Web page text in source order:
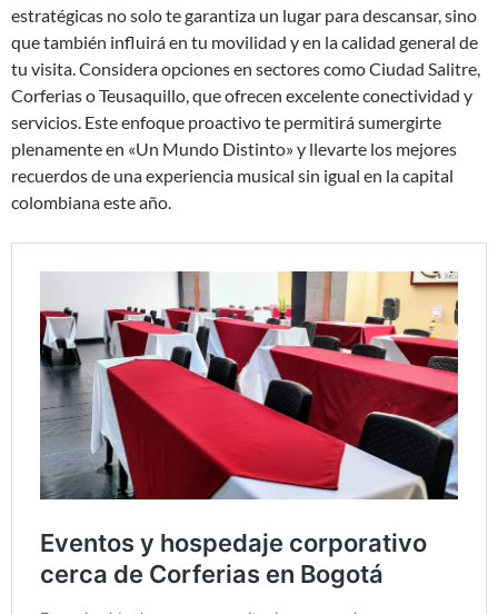
estratégicas no solo te garantiza un lugar para descansar, sino
que también influirá en tu movilidad y en la calidad general de
tu visita. Considera opciones en sectores como Ciudad Salitre,
Corferias o Teusaquillo, que ofrecen excelente conectividad y
servicios. Este enfoque proactivo te permitirá sumergirte
plenamente en «Un Mundo Distinto» y llevarte los mejores
recuerdos de una experiencia musical sin igual en la capital
colombiana este año.